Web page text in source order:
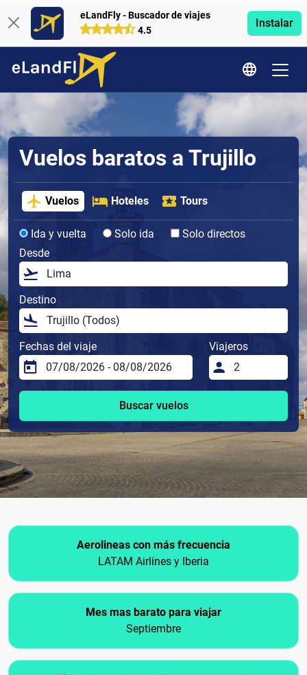
eLandFly - Buscador de viajes
4.5
Instalar
Vuelos baratos a Trujillo
Vuelos Hoteles Tours
Ida y vuelta Solo ida
Solo directos
Desde
Destino
Fechas del viaje Viajeros
Buscar vuelos
Aerolineas con más frecuencia
LATAM Airlines y Iberia
Mes mas barato para viajar
Septiembre